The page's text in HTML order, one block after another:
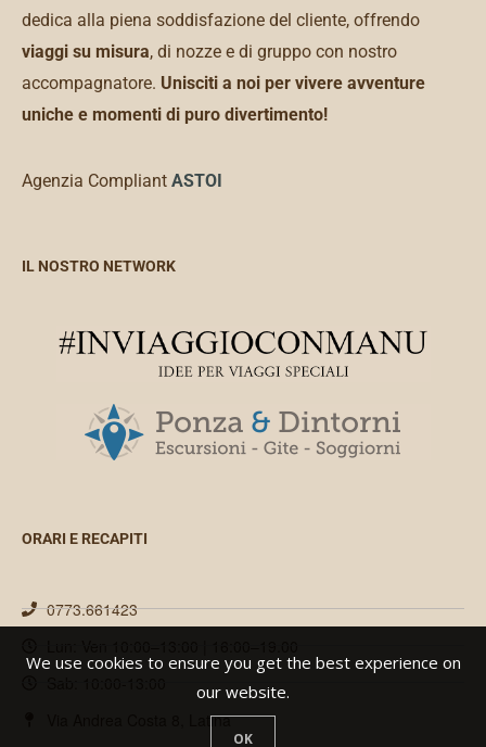
dedica alla piena soddisfazione del cliente, offrendo
viaggi su misura, di nozze e di gruppo con nostro
accompagnatore. Unisciti a noi per vivere avventure
uniche e momenti di puro divertimento!
Agenzia Compliant ASTOI
IL NOSTRO NETWORK
ORARI E RECAPITI
0773.661423
Via Andrea Costa 8, Latina
We use cookies to ensure you get the best experience on
our website.
OK